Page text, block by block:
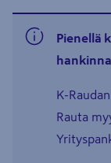
Pienellä
K-
Rauta